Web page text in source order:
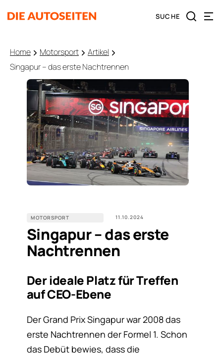
Home Motorsport
Artikel
Singapur – das erste Nachtrennen
MOTORSPORT 11.10.2024
Singapur – das erste
Nachtrennen
Der ideale Platz für Treffen
auf CEO-Ebene
Der Grand Prix Singapur war 2008 das
erste Nachtrennen der Formel 1. Schon
das Debüt bewies, dass die